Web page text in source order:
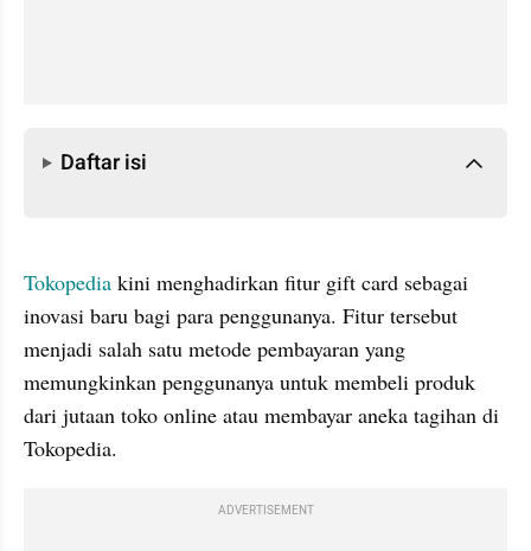
Daftar isi
Tokopedia kini menghadirkan fitur gift card sebagai
inovasi baru bagi para penggunanya. Fitur tersebut
menjadi salah satu metode pembayaran yang
memungkinkan penggunanya untuk membeli produk
dari jutaan toko online atau membayar aneka tagihan di
Tokopedia.
ADVERTISEMENT